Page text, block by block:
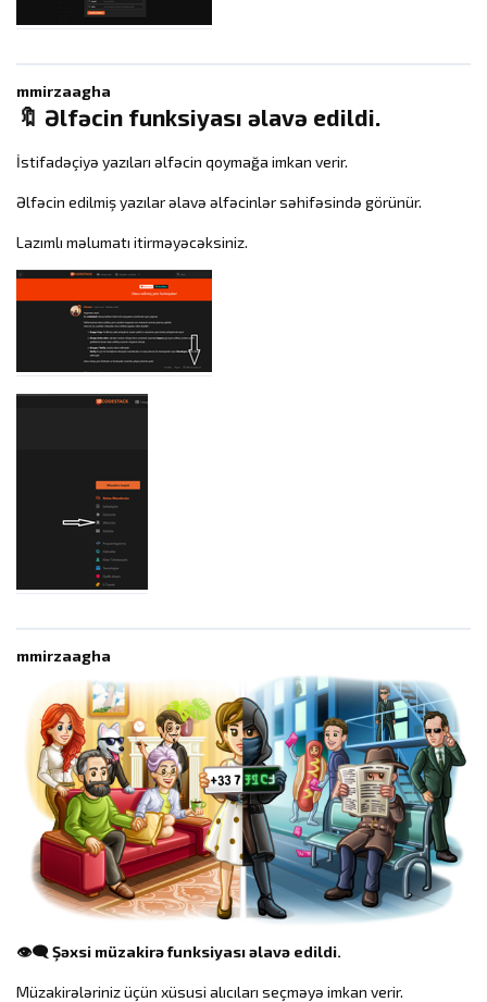
mmirzaagha
🔖 Əlfəcin funksiyası əlavə edildi.
İstifadəçiyə yazıları əlfəcin qoymağa imkan verir.
Əlfəcin edilmiş yazılar əlavə əlfəcinlər səhifəsində görünür.
Lazımlı məlumatı itirməyəcəksiniz.
mmirzaagha
👁‍🗨 Şəxsi müzakirə funksiyası əlavə edildi.
Müzakirələriniz üçün xüsusi alıcıları seçməyə imkan verir.